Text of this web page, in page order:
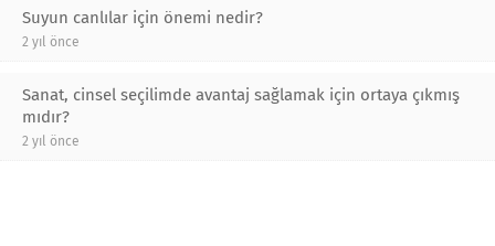
Suyun canlılar için önemi nedir?
2 yıl önce
Sanat, cinsel seçilimde avantaj sağlamak için ortaya çıkmış
mıdır?
2 yıl önce